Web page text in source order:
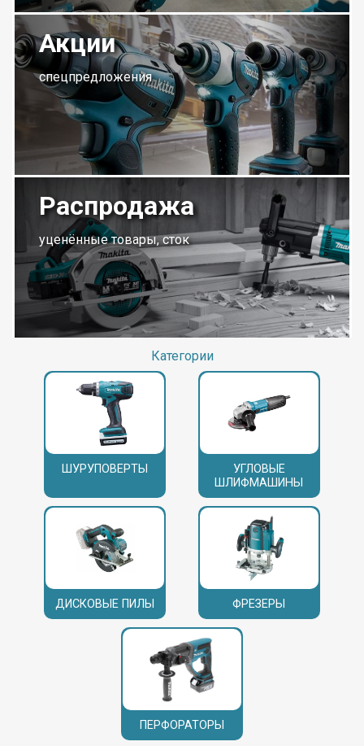
Акции
спецпредложения
Распродажа
уценённые товары, сток
Категории
ШУРУПОВЕРТЫ
УГЛОВЫЕ
ШЛИФМАШИНЫ
ДИСКОВЫЕ ПИЛЫ ФРЕЗЕРЫ
ПЕРФОРАТОРЫ